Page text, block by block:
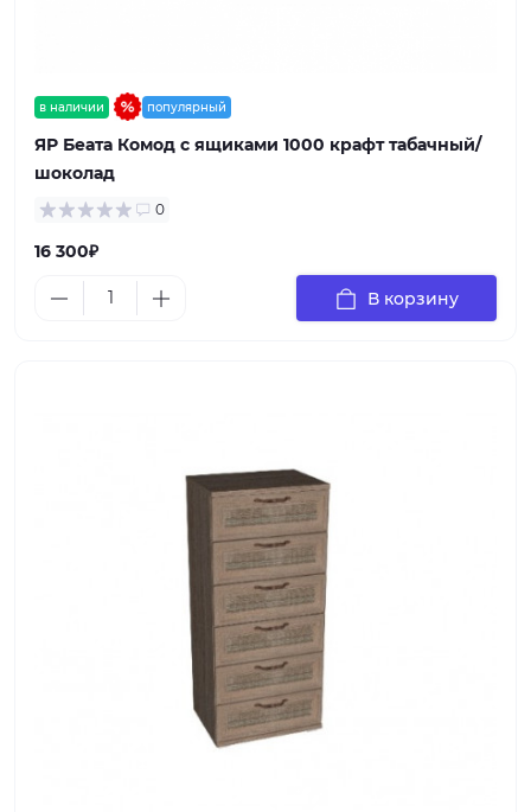
в наличии популярный
ЯР Беата Комод с ящиками 1000 крафт табачный/
шоколад
0
16 300₽
В корзину